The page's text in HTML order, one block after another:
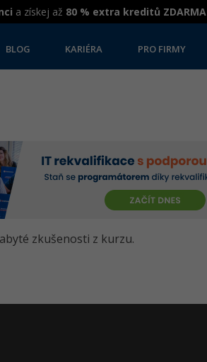
a získej až 80 % extra kreditů ZDARMA
BLOG KARIÉRA PRO FIRMY
zkušenosti z kurzu.